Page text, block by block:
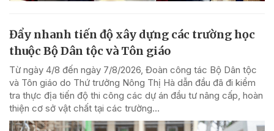
Đẩy nhanh tiến độ xây dựng các trường học
thuộc Bộ Dân tộc và Tôn giáo
Từ ngày 4/8 đến ngày 7/8/2026, Đoàn công tác Bộ Dân tộc
và Tôn giáo do Thứ trưởng Nông Thị Hà dẫn đầu đã đi kiểm
tra thực địa tiến độ thi công các dự án đầu tư nâng cấp, hoàn
thiện cơ sở vật chất tại các trường...